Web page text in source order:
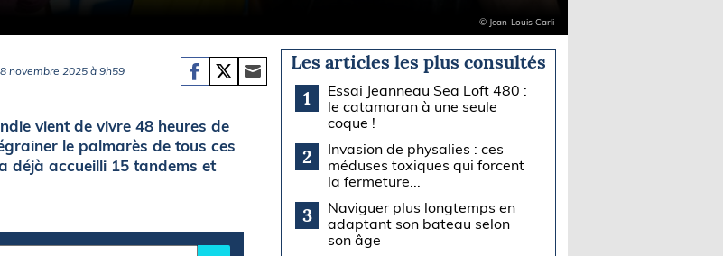
© Jean-Louis Carli
novembre 2025 à 9h59
vient de vivre 48 heures de
le palmarès de tous ces
déjà accueilli 15 tandems et
Les articles les plus consultés
1
Essai Jeanneau Sea Loft 480 :
le catamaran à une seule
coque !
2
Invasion de physalies : ces
méduses toxiques qui forcent
la fermeture...
3
Naviguer plus longtemps en
adaptant son bateau selon
son âge